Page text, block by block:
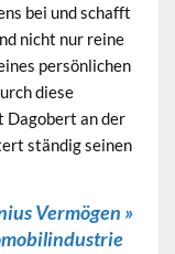
bei und schafft
nicht nur reine
persönlichen
diese
Dagobert an der
ständig seinen
Vermögen »